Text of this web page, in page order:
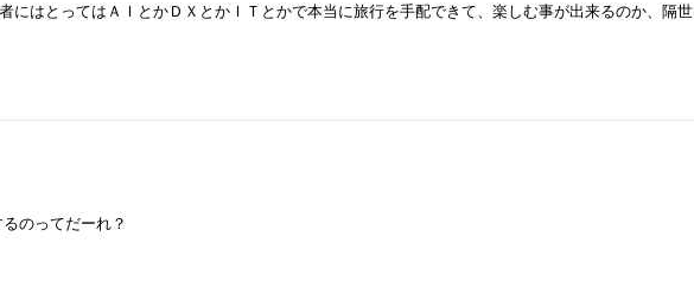
にはとってはＡＩとかＤＸとかＩＴとかで本当に旅行を手配できて、楽しむ事が出来るのか、隔世
のってだーれ？